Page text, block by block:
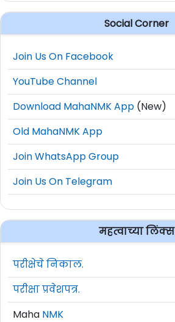
Social Corner
Join Us On Facebook
YouTube Channel
Download MahaNMK App (New)
Old MahaNMK App
Join WhatsApp Group
Join Us On Telegram
महत्वाच्या लिंक्स
परीक्षेचे निकाल.
परीक्षा प्रवेशपत्र.
Maha NMK